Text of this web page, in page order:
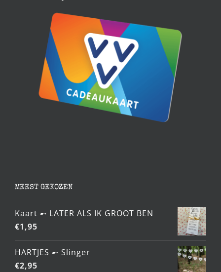
MEEST GEKOZEN
Kaart ➸ LATER ALS IK GROOT BEN
€1,95
HARTJES ➸ Slinger
€2,95